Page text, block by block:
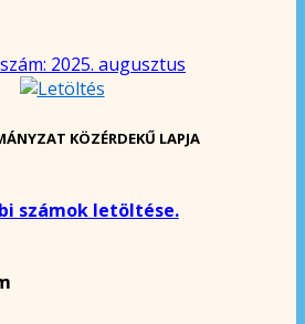
2025. augusztus
KÖZÉRDEKŰ LAPJA
számok letöltése.